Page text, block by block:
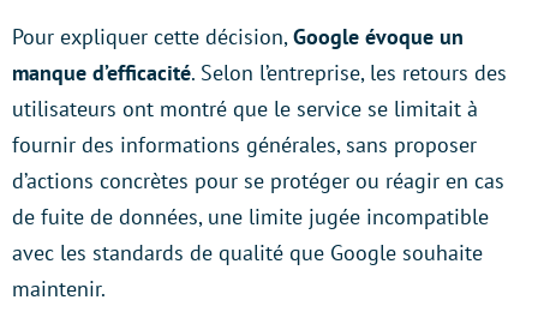
Pour expliquer cette décision, Google évoque un
manque d’efficacité. Selon l’entreprise, les retours des
utilisateurs ont montré que le service se limitait à
fournir des informations générales, sans proposer
d’actions concrètes pour se protéger ou réagir en cas
de fuite de données, une limite jugée incompatible
avec les standards de qualité que Google souhaite
maintenir.